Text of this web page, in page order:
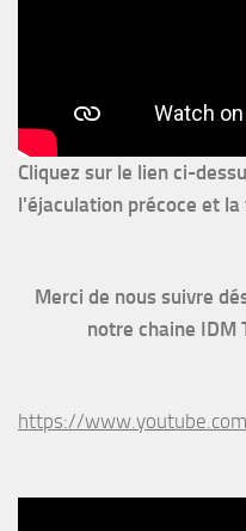
Cliquez sur le lien ci-
l'éjaculation précoce et
Merci de nous suivre
notre chaine IDM
https://